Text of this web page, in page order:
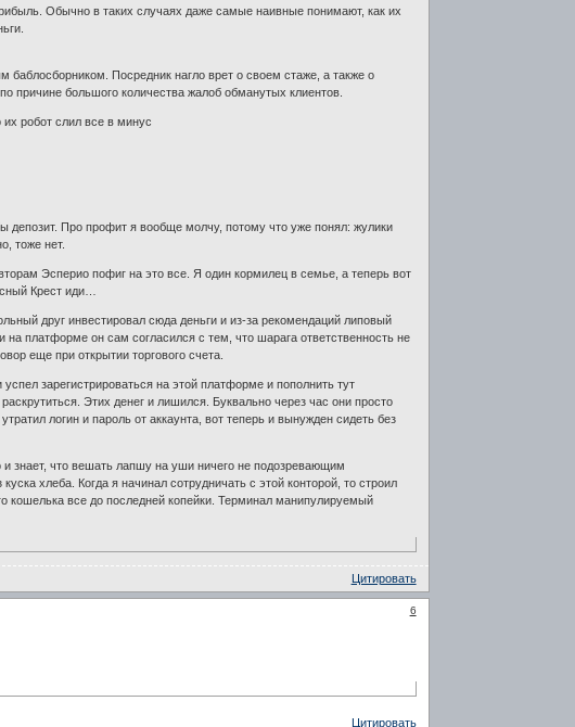
Обычно в таких случаях даже самые наивные понимают, как их
Посредник нагло врет о своем стаже, а также о
причине большого количества жалоб обманутых клиентов.
робот слил все в минус
депозит. Про профит я вообще молчу, потому что уже понял: жулики
тоже нет.
Эсперио пофиг на это все. Я один кормилец в семье, а теперь вот
Крест иди…
друг инвестировал сюда деньги и из-за рекомендаций липовый
платформе он сам согласился с тем, что шарага ответственность не
еще при открытии торгового счета.
зарегистрироваться на этой платформе и пополнить тут
Этих денег и лишился. Буквально через час они просто
логин и пароль от аккаунта, вот теперь и вынужден сидеть без
знает, что вешать лапшу на уши ничего не подозревающим
хлеба. Когда я начинал сотрудничать с этой конторой, то строил
все до последней копейки. Терминал манипулируемый
Цитировать
6
Цитировать